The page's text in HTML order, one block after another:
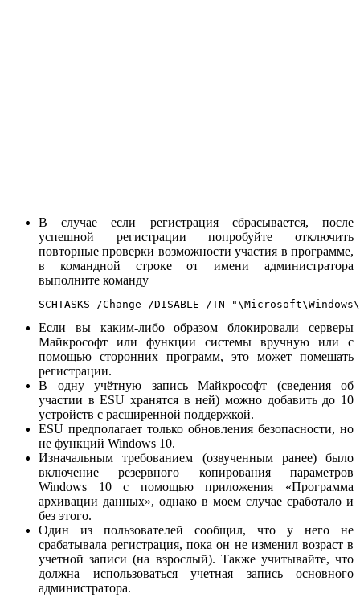
В случае если регистрация сбрасывается, после
успешной регистрации попробуйте отключить
повторные проверки возможности участия в программе,
в командной строке от имени администратора
выполните команду
SCHTASKS /Change /DISABLE /TN
Если вы каким-либо образом блокировали серверы
Майкрософт или функции системы вручную или с
помощью сторонних программ, это может помешать
регистрации.
В одну учётную запись Майкрософт (сведения об
участии в ESU хранятся в ней) можно добавить до 10
устройств с расширенной поддержкой.
ESU предполагает только обновления безопасности, но
не функций Windows 10.
Изначальным требованием (озвученным ранее) было
включение резервного копирования параметров
Windows 10 с помощью приложения «Программа
архивации данных», однако в моем случае сработало и
без этого.
Один из пользователей сообщил, что у него не
срабатывала регистрация, пока он не изменил возраст в
учетной записи (на взрослый). Также учитывайте, что
должна использоваться учетная запись основного
администратора.